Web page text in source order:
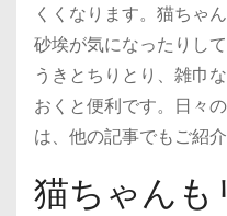
くくなります。猫ちゃ
砂埃が気になったりし
うきとちりとり、雑巾
おくと便利です。日々の
は、他の記事でもご紹介
猫ちゃんも